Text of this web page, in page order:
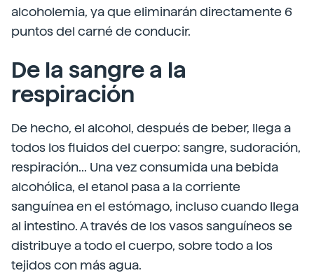
alcoholemia, ya que eliminarán directamente 6
puntos del carné de conducir.
De la sangre a la
respiración
De hecho, el alcohol, después de beber, llega a
todos los fluidos del cuerpo: sangre, sudoración,
respiración... Una vez consumida una bebida
alcohólica, el etanol pasa a la corriente
sanguínea en el estómago, incluso cuando llega
al intestino. A través de los vasos sanguíneos se
distribuye a todo el cuerpo, sobre todo a los
tejidos con más agua.